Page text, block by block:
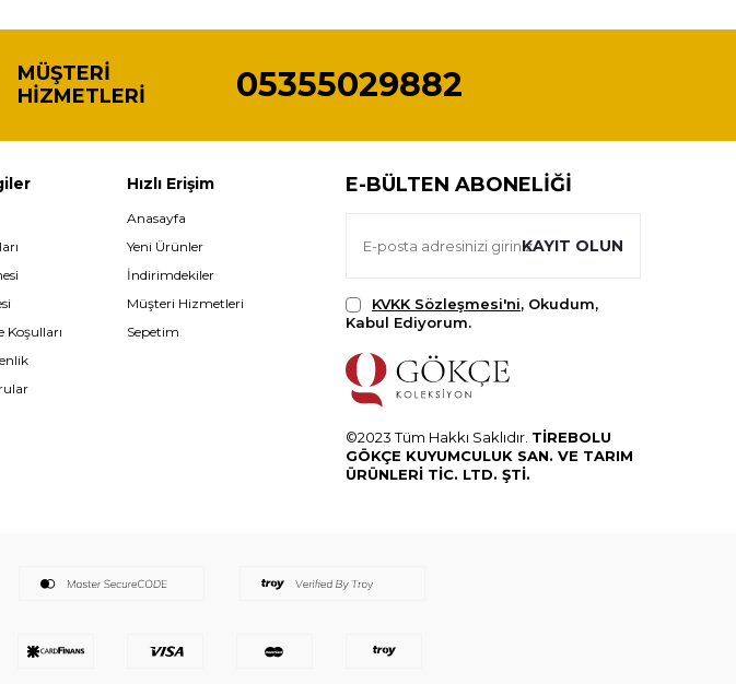
MÜŞTERI
HIZMETLERI
05355029882
Koşulları
Hızlı Erişim
Anasayfa
Yeni Ürünler
İndirimdekiler
Müşteri Hizmetleri
Sepetim
E-BÜLTEN ABONELIĞI
KAYIT OLUN
KVKK Sözleşmesi'ni, Okudum,
Kabul Ediyorum.
©2023 Tüm Hakkı Saklıdır. TİREBOLU
GÖKÇE KUYUMCULUK SAN. VE TARIM
ÜRÜNLERİ TİC. LTD. ŞTİ.